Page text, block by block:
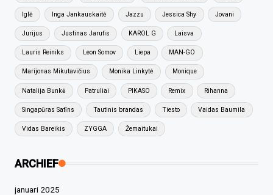
Iglė Inga Jankauskaitė Jazzu Jessica Shy Jovani
Jurijus Justinas Jarutis KAROL G Laisva
Lauris Reiniks Leon Somov Liepa MAN-GO
Marijonas Mikutavičius Monika Linkytė Monique
Natalija Bunkė Patruliai PIKASO Remix Rihanna
Singapūras Satīns Tautinis brandas Tiesto Vaidas Baumila
Vidas Bareikis ZYGGA Žemaitukai
ARCHIEF
januari 2025